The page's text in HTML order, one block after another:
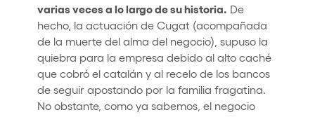
varias veces a lo largo de su historia. De
hecho, la actuación de Cugat (acompañada
de la muerte del alma del negocio), supuso la
quiebra para la empresa debido al alto caché
que cobró el catalán y al recelo de los bancos
de seguir apostando por la familia fragatina.
No obstante, como ya sabemos, el negocio